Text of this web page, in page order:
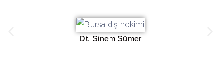
Dt. Sinem Sümer